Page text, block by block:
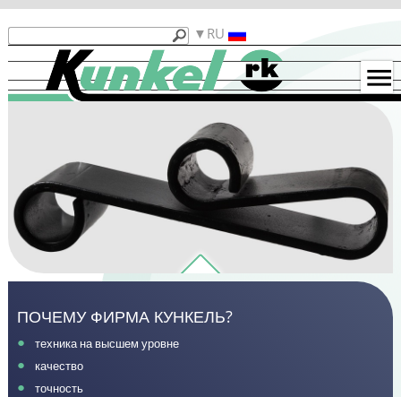
RU
ПОЧЕМУ ФИРМА КУНКЕЛЬ?
техника на высшем уровне
качество
точность
Кункель
Машины
Примеры
гибки
Контакты
Функциональность